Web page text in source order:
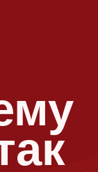
данных) вы за 2
у одной лекции):
жизни и поймете,
жизненных ситуаций.